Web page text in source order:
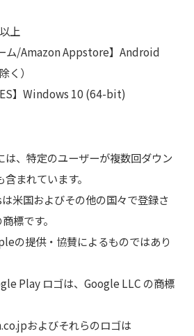
上
ム/Amazon Appstore】Android
く）
】Windows 10 (64-bit)
、特定のユーザーが複数回ダウン
まれています。
米国およびその他の国々で登録さ
標です。
の提供・協賛によるものではあり
Play ロゴは、Google LLC の商標
およびそれらのロゴは